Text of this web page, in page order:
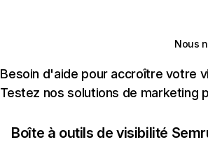
Nous
Besoin d'aide pour accroître votre
Testez nos solutions de marketing
Boîte à outils de visibilité